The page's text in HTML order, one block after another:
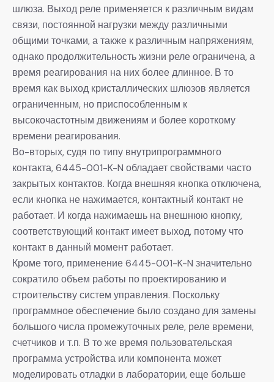
шлюза. Выход реле применяется к различным видам
связи, постоянной нагрузки между различными
общими точками, а также к различным напряжениям,
однако продолжительность жизни реле ограничена, а
время реагирования на них более длинное. В то
время как выход кристаллических шлюзов является
ограниченным, но приспособленным к
высокочастотным движениям и более короткому
времени реагирования.
Во-вторых, судя по типу внутрипрограммного
контакта, 6445-001-K-N обладает свойствами часто
закрытых контактов. Когда внешняя кнопка отключена,
если кнопка не нажимается, контактный контакт не
работает. И когда нажимаешь на внешнюю кнопку,
соответствующий контакт имеет выход, потому что
контакт в данный момент работает.
Кроме того, применение 6445-001-K-N значительно
сократило объем работы по проектированию и
строительству систем управления. Поскольку
программное обеспечение было создано для замены
большого числа промежуточных реле, реле времени,
счетчиков и т.п. В то же время пользовательская
программа устройства или компонента может
моделировать отладки в лаборатории, еще больше